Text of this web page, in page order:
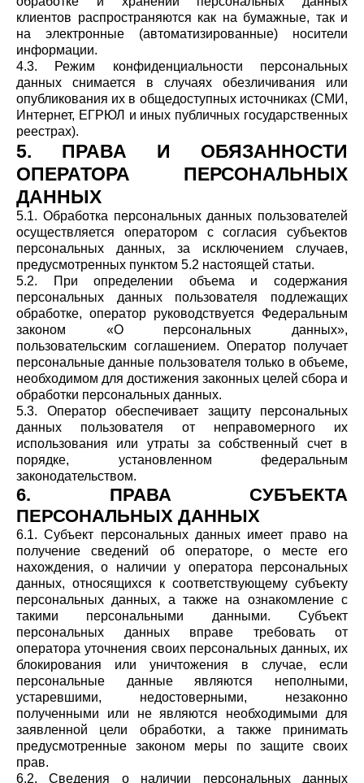
клиентов распространяются как на бумажные, так и
на электронные (автоматизированные) носители
информации.
4.3. Режим конфиденциальности персональных
данных снимается в случаях обезличивания или
опубликования их в общедоступных источниках (СМИ,
Интернет, ЕГРЮЛ и иных публичных государственных
реестрах).
5. ПРАВА И ОБЯЗАННОСТИ
ОПЕРАТОРА ПЕРСОНАЛЬНЫХ
ДАННЫХ
5.1. Обработка персональных данных пользователей
осуществляется оператором с согласия субъектов
персональных данных, за исключением случаев,
предусмотренных пунктом 5.2 настоящей статьи.
5.2. При определении объема и содержания
персональных данных пользователя подлежащих
обработке, оператор руководствуется Федеральным
законом «О персональных данных»,
пользовательским соглашением. Оператор получает
персональные данные пользователя только в объеме,
необходимом для достижения законных целей сбора и
обработки персональных данных.
5.3. Оператор обеспечивает защиту персональных
данных пользователя от неправомерного их
использования или утраты за собственный счет в
порядке, установленном федеральным
законодательством.
6. ПРАВА СУБЪЕКТА
ПЕРСОНАЛЬНЫХ ДАННЫХ
6.1. Субъект персональных данных имеет право на
получение сведений об операторе, о месте его
нахождения, о наличии у оператора персональных
данных, относящихся к соответствующему субъекту
персональных данных, а также на ознакомление с
такими персональными данными. Субъект
персональных данных вправе требовать от
оператора уточнения своих персональных данных, их
блокирования или уничтожения в случае, если
персональные данные являются неполными,
устаревшими, недостоверными, незаконно
полученными или не являются необходимыми для
заявленной цели обработки, а также принимать
предусмотренные законом меры по защите своих
прав.
6.2. Сведения о наличии персональных данных